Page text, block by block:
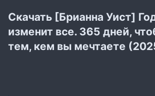
Скачать [Брианна Уист]
изменит все. 365 дней,
тем, кем вы мечтаете